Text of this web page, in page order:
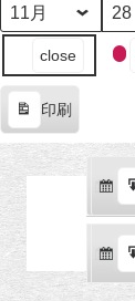
示
月
日
年
ン
の
カ
テ
ゴ
close
印刷
示
購
読
購
読
エ
ク
ス
ポ
エ
ク